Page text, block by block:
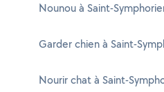
Nounou à Saint-
Garder chien à Saint-
Nourir chat à Saint-